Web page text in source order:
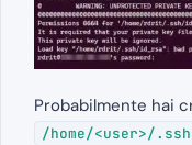
Probabilmente hai
/home/<user>/